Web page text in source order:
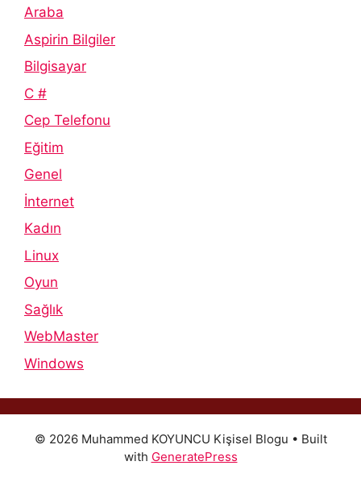
Araba
Aspirin Bilgiler
Bilgisayar
C #
Cep Telefonu
Eğitim
Genel
İnternet
Kadın
Linux
Oyun
Sağlık
WebMaster
Windows
© 2026 Muhammed KOYUNCU Kişisel Blogu • Built
with GeneratePress